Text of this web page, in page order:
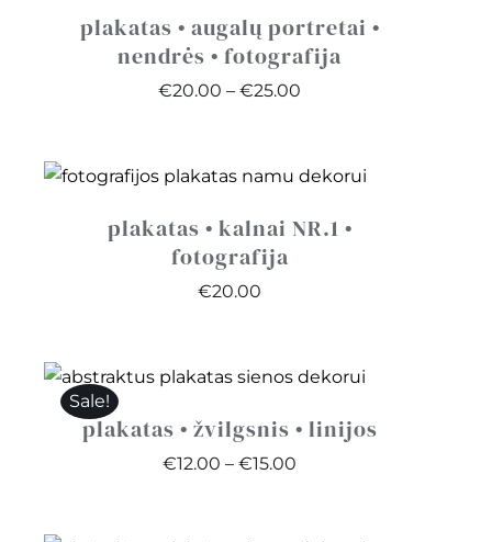
plakatas • augalų portretai •
nendrės • fotografija
€20.00 – €25.00
through
plakatas • kalnai NR.1 •
fotografija
€20.00
Sale!
plakatas • žvilgsnis • linijos
€12.00 – €15.00